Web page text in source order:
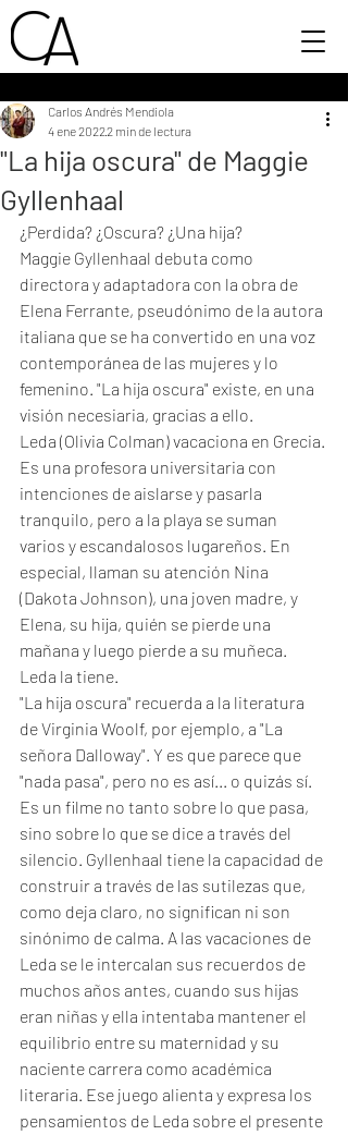
"La hija oscura" de Maggie
Gyllenhaal
Carlos Andrés Mendiola
4 ene 20222 min de lectura
¿Perdida? ¿Oscura? ¿Una hija?
Maggie Gyllenhaal debuta como
directora y adaptadora con la obra de
Elena Ferrante, pseudónimo de la autora
italiana que se ha convertido en una voz
contemporánea de las mujeres y lo
femenino. "La hija oscura" existe, en una
visión necesiaria, gracias a ello.
Leda (Olivia Colman) vacaciona en Grecia.
Es una profesora universitaria con
intenciones de aislarse y pasarla
tranquilo, pero a la playa se suman
varios y escandalosos lugareños. En
especial, llaman su atención Nina
(Dakota Johnson), una joven madre, y
Elena, su hija, quién se pierde una
mañana y luego pierde a su muñeca.
Leda la tiene.
"La hija oscura" recuerda a la literatura
de Virginia Woolf, por ejemplo, a "La
señora Dalloway". Y es que parece que
"nada pasa", pero no es así... o quizás sí.
Es un filme no tanto sobre lo que pasa,
sino sobre lo que se dice a través del
silencio. Gyllenhaal tiene la capacidad de
construir a través de las sutilezas que,
como deja claro, no significan ni son
sinónimo de calma. A las vacaciones de
Leda se le intercalan sus recuerdos de
muchos años antes, cuando sus hijas
eran niñas y ella intentaba mantener el
equilibrio entre su maternidad y su
naciente carrera como académica
literaria. Ese juego alienta y expresa los
pensamientos de Leda sobre el presente